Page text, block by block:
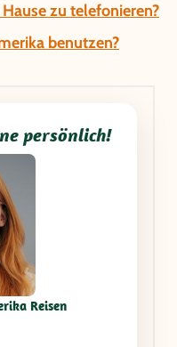
zu telefonieren?
benutzen?
persönlich!
Reisen